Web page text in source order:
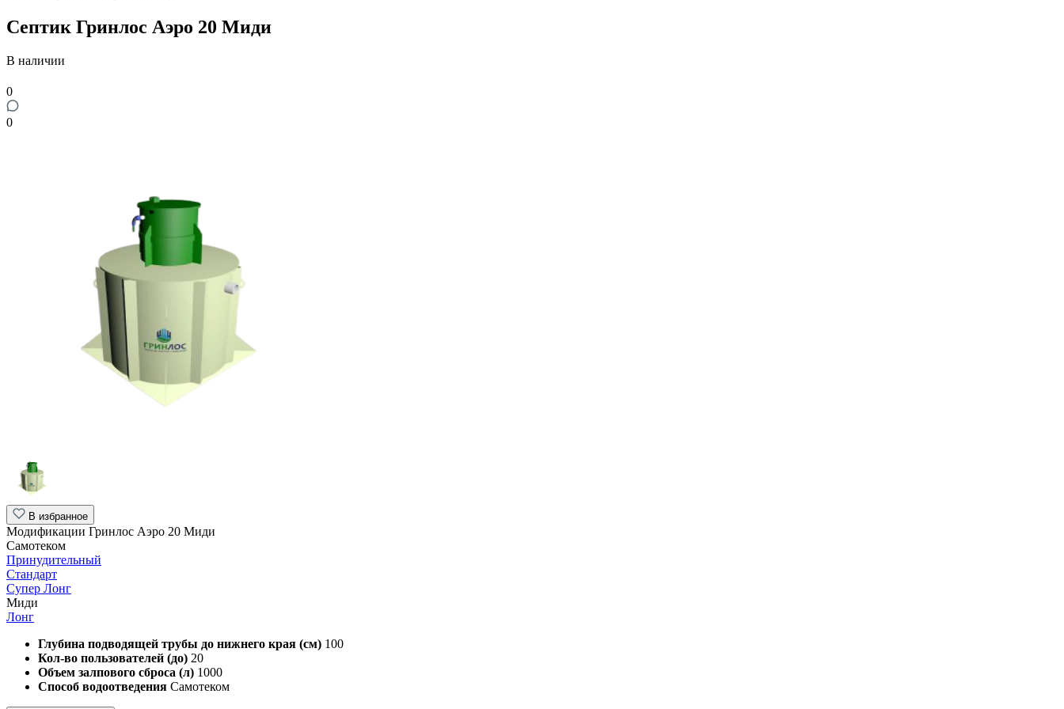
Септик Гринлос Аэро 20 Миди
В наличии
0
0
В избранное
Модификации Гринлос Аэро 20 Миди
Самотеком
Принудительный
Стандарт
Супер Лонг
Миди
Лонг
Глубина подводящей трубы до нижнего края (см) 100
Кол-во пользователей (до) 20
Объем залпового сброса (л) 1000
Способ водоотведения Самотеком